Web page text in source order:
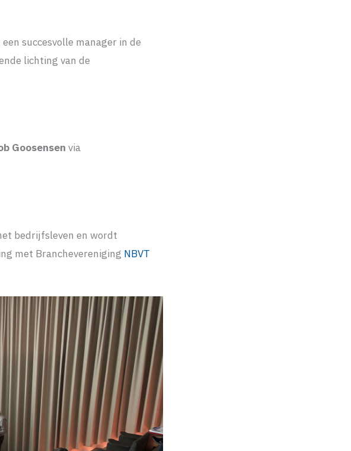
succesvolle manager in de
lichting van de
Goosensen via
bedrijfsleven en wordt
met Branchevereniging NBVT